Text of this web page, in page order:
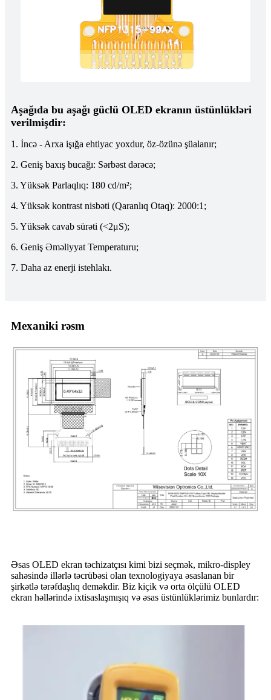
Aşağıda bu aşağı güclü OLED ekranın üstünlükləri
verilmişdir:
1. İncə - Arxa işığa ehtiyac yoxdur, öz-özünə şüalanır;
2. Geniş baxış bucağı: Sərbəst dərəcə;
3. Yüksək Parlaqlıq: 180 cd/m²;
4. Yüksək kontrast nisbəti (Qaranlıq Otaq): 2000:1;
5. Yüksək cavab sürəti (<2μS);
6. Geniş Əməliyyat Temperaturu;
7. Daha az enerji istehlakı.
Mexaniki rəsm
Əsas OLED ekran təchizatçısı kimi bizi seçmək, mikro-displey
sahəsində illərlə təcrübəsi olan texnologiyaya əsaslanan bir
şirkətlə tərəfdaşlıq deməkdir. Biz kiçik və orta ölçülü OLED
ekran həllərində ixtisaslaşmışıq və əsas üstünlüklərimiz bunlardır: